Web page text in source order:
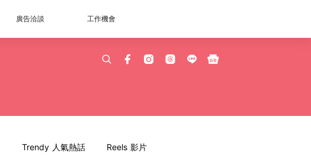
廣告洽談 工作機會
Trendy 人氣熱話 Reels 影片